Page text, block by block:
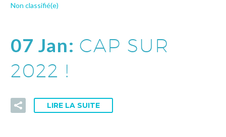
Non classifié(e)
07 Jan: CAP SUR
2022 !
LIRE LA SUITE